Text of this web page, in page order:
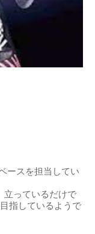
ースを担当してい
立っているだけで
指しているようで